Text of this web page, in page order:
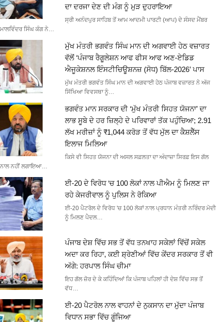
ਦਾ ਦਰਜਾ ਦੇਣ ਦੀ ਮੰਗ ਨੂੰ ਮੁੜ ਦੁਹਰਾਇਆ
ਸ੍ਰੀ ਅਨੰਦਪੁਰ ਸਾਹਿਬ ਤੋਂ ਆਮ ਆਦਮੀ ਪਾਰਟੀ (ਆਪ) ਦੇ ਸੰਸਦ ਮੈਂਬਰ
ਮਾਲਵਿੰਦਰ ਸਿੰਘ ਕੰਗ ਨੇ…
ਮੁੱਖ ਮੰਤਰੀ ਭਗਵੰਤ ਸਿੰਘ ਮਾਨ ਦੀ ਅਗਵਾਈ ਹੇਠ ਵਜ਼ਾਰਤ
ਵੱਲੋਂ ‘ਪੰਜਾਬ ਰੈਗੂਲੇਸ਼ਨ ਆਫ ਫੀਸ ਆਫ ਅਣ-ਏਡਿਡ
ਐਜੂਕੇਸ਼ਨਲ ਇੰਸਟੀਚਿਊਸ਼ਨਜ਼ (ਸੋਧ) ਬਿੱਲ-2026’ ਪਾਸ
ਮੁੱਖ ਮੰਤਰੀ ਭਗਵੰਤ ਸਿੰਘ ਮਾਨ ਦੀ ਅਗਵਾਈ ਹੇਠ ਪੰਜਾਬ ਵਜ਼ਾਰਤ ਨੇ ਅੱਜ
ਸਿੱਖਿਆ ਵਿਵਸਥਾ ਨੂੰ…
ਭਗਵੰਤ ਮਾਨ ਸਰਕਾਰ ਦੀ ‘ਮੁੱਖ ਮੰਤਰੀ ਸਿਹਤ ਯੋਜਨਾ’ ਦਾ
ਲਾਭ ਸੂਬੇ ਦੇ ਹਰ ਜ਼ਿਲ੍ਹੇ ਦੇ ਪਰਿਵਾਰਾਂ ਤੱਕ ਪਹੁੰਚਿਆ; 2.91
ਲੱਖ ਮਰੀਜ਼ਾਂ ਨੂੰ ₹1,044 ਕਰੋੜ ਤੋਂ ਵੱਧ ਮੁੱਲ ਦਾ ਕੈਸ਼ਲੈੱਸ
ਇਲਾਜ ਮਿਲਿਆ
ਕਿਸੇ ਵੀ ਸਿਹਤ ਯੋਜਨਾ ਦੀ ਅਸਲ ਸਫ਼ਲਤਾ ਦਾ ਅੰਦਾਜ਼ਾ ਸਿਰਫ਼ ਇਸ ਗੱਲ
ਨਾਲ ਨਹੀਂ ਲਗਾਇਆ…
ਈ-20 ਦੇ ਵਿਰੋਧ ‘ਚ 100 ਲੋਕਾਂ ਨਾਲ ਪੀਐਮ ਨੂੰ ਮਿਲਣ ਜਾ
ਰਹੇ ਕੇਜਰੀਵਾਲ ਨੂੰ ਪੁਲਿਸ ਨੇ ਰੋਕਿਆ
ਈ-20 ਪੈਟਰੋਲ ਦੇ ਵਿਰੋਧ 'ਚ 100 ਲੋਕਾਂ ਨਾਲ ਪ੍ਰਧਾਨ ਮੰਤਰੀ ਨਰਿੰਦਰ ਮੋਦੀ
ਨੂੰ ਮਿਲਣ ਪੈਦਲ…
ਪੰਜਾਬ ਦੇਸ਼ ਵਿੱਚ ਸਭ ਤੋਂ ਵੱਧ ਤਨਖਾਹ ਸਕੇਲਾਂ ਵਿੱਚੋਂ ਸਕੇਲ
ਅਦਾ ਕਰ ਰਿਹਾ, ਕਈ ਸ਼੍ਰੇਣੀਆਂ ਵਿੱਚ ਕੇਂਦਰ ਸਰਕਾਰ ਤੋਂ ਵੀ
ਅੱਗੇ: ਹਰਪਾਲ ਸਿੰਘ ਚੀਮਾ
ਇਹ ਗੱਲ ਜ਼ੋਰ ਦੇ ਕੇ ਕਹਿੰਦਿਆਂ ਕਿ ਪੰਜਾਬ ਪਹਿਲਾਂ ਹੀ ਦੇਸ਼ ਵਿੱਚ ਸਭ ਤੋਂ
ਵੱਧ…
ਈ-20 ਪੈਟਰੋਲ ਨਾਲ ਵਾਹਨਾਂ ਦੇ ਨੁਕਸਾਨ ਦਾ ਮੁੱਦਾ ਪੰਜਾਬ
ਵਿਧਾਨ ਸਭਾ ਵਿੱਚ ਗੂੰਜਿਆ